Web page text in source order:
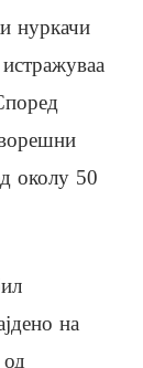
нуркачи
околу 50
на